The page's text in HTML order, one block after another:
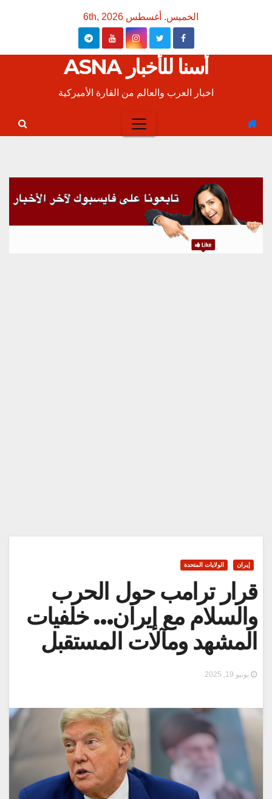
الخميس. أغسطس 6th, 2026
أسنا للأخبار ASNA
اخبار العرب والعالم من القارة الأميركية
إيران الولايات المتحدة
قرار ترامب حول الحرب
والسلام مع إيران… خلفيات
المشهد ومآلات المستقبل
يونيو 19, 2025